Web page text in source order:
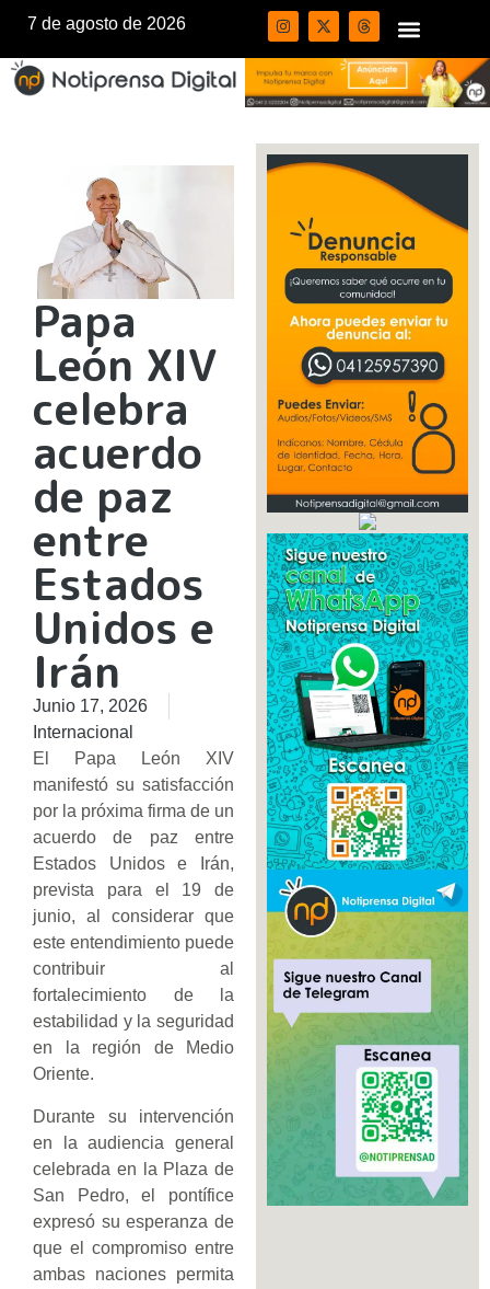
7 de agosto de 2026
Papa
León XIV
celebra
acuerdo
de paz
entre
Estados
Unidos e
Irán
Junio 17, 2026
Internacional
El Papa León XIV
manifestó su satisfacción
por la próxima firma de un
acuerdo de paz entre
Estados Unidos e Irán,
prevista para el 19 de
junio, al considerar que
este entendimiento puede
contribuir al
fortalecimiento de la
estabilidad y la seguridad
en la región de Medio
Oriente.
Durante su intervención
en la audiencia general
celebrada en la Plaza de
San Pedro, el pontífice
expresó su esperanza de
que el compromiso entre
ambas naciones permita